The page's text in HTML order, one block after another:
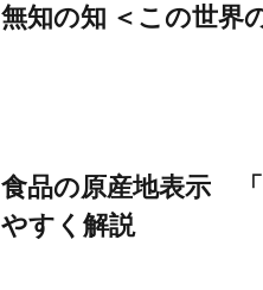
無知の知 ＜この世界
食品の原産地表示
やすく解説